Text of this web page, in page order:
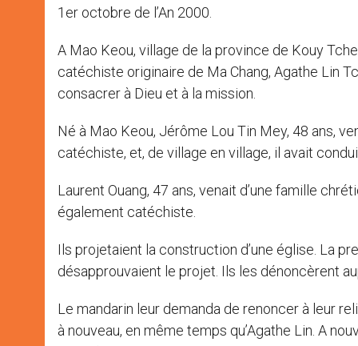
1er octobre de l’An 2000.
A Mao Keou, village de la province de Kouy
catéchiste originaire de Ma Chang, Agathe Lin
consacrer à Dieu et à la mission.
Né à Mao Keou, Jérôme Lou Tin Mey, 48 ans,
catéchiste, et, de village en village, il avait
Laurent Ouang, 47 ans, venait d’une famille
également catéchiste.
Ils projetaient la construction d’une église. La
désapprouvaient le projet. Ils les dénoncèrent
Le mandarin leur demanda de renoncer à leur
à nouveau, en même temps qu’Agathe Lin. A